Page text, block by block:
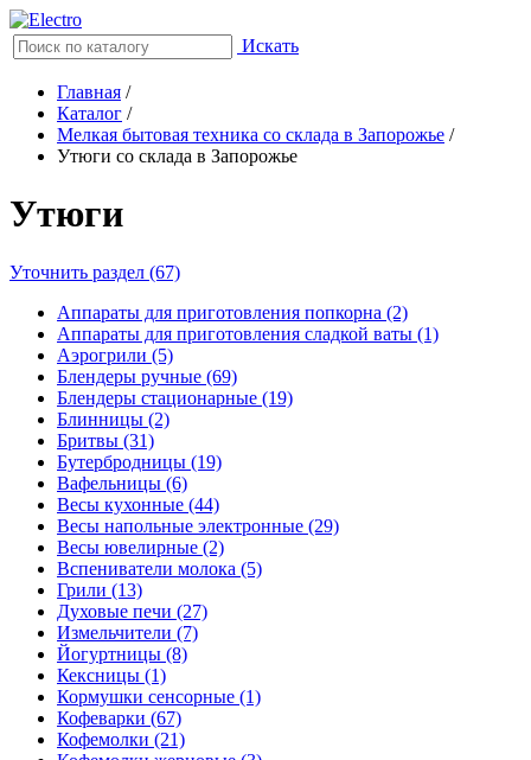
Искать
Главная /
Каталог /
Мелкая бытовая техника со склада в Запорожье /
Утюги со склада в Запорожье
Утюги
Уточнить раздел (67)
Аппараты для приготовления попкорна (2)
Аппараты для приготовления сладкой ваты (1)
Аэрогрили (5)
Блендеры ручные (69)
Блендеры стационарные (19)
Блинницы (2)
Бритвы (31)
Бутербродницы (19)
Вафельницы (6)
Весы кухонные (44)
Весы напольные электронные (29)
Весы ювелирные (2)
Вспениватели молока (5)
Грили (13)
Духовые печи (27)
Измельчители (7)
Йогуртницы (8)
Кексницы (1)
Кормушки сенсорные (1)
Кофеварки (67)
Кофемолки (21)